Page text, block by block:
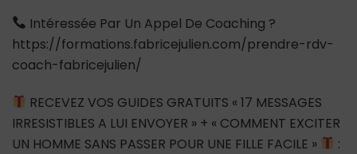
Intéressée Par Un Appel De Coaching ?
https://formations.fabricejulien.com/prendre-rdv-
coach-fabricejulien/
RECEVEZ VOS GUIDES GRATUITS « 17 MESSAGES
IRRESISTIBLES A LUI ENVOYER » + « COMMENT EXCITER
UN HOMME SANS PASSER POUR UNE FILLE FACILE »
: